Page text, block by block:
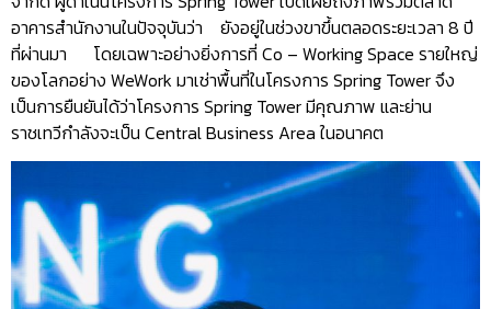
อาคารสำนักงานในปัจจุบันว่า ยังอยู่ในช่วงขาขึ้นตลอดระยะเวลา 8 ปี
ที่ผ่านมา โดยเฉพาะอย่างยิ่งการที่ Co – Working Space รายใหญ่
ของโลกอย่าง WeWork มาเช่าพื้นที่ในโครงการ Spring Tower จึง
เป็นการยืนยันได้ว่าโครงการ Spring Tower มีคุณภาพ และย่าน
ราชเทวีกำลังจะเป็น Central Business Area ในอนาคต